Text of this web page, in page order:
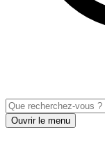
Ouvrir le menu